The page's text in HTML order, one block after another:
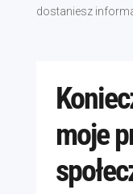
dostaniesz
moje